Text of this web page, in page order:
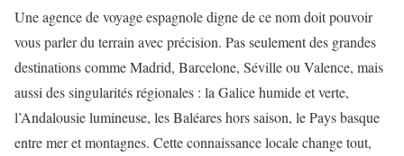
Une agence de voyage espagnole digne de ce nom doit pouvoir
vous parler du terrain avec précision. Pas seulement des grandes
destinations comme Madrid, Barcelone, Séville ou Valence, mais
aussi des singularités régionales : la Galice humide et verte,
l’Andalousie lumineuse, les Baléares hors saison, le Pays basque
entre mer et montagnes. Cette connaissance locale change tout,